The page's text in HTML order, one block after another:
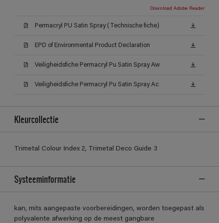
Download Adobe Reader
Permacryl PU Satin Spray (Technische fiche)
EPD of Environmental Product Declaration
Veiligheidsfiche Permacryl Pu Satin Spray Aw
Veiligheidsfiche Permacryl Pu Satin Spray Ac
Kleurcollectie
Trimetal Colour Index 2, Trimetal Deco Guide 3
Systeeminformatie
kan, mits aangepaste voorbereidingen, worden toegepast als
polyvalente afwerking op de meest gangbare